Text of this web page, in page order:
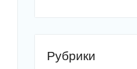
Рубрики